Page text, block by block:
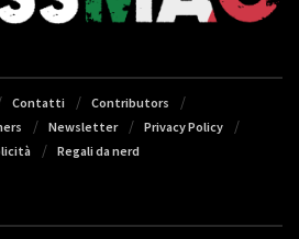
Contatti
Contributors
Newsletter
Privacy Policy
Regali da nerd